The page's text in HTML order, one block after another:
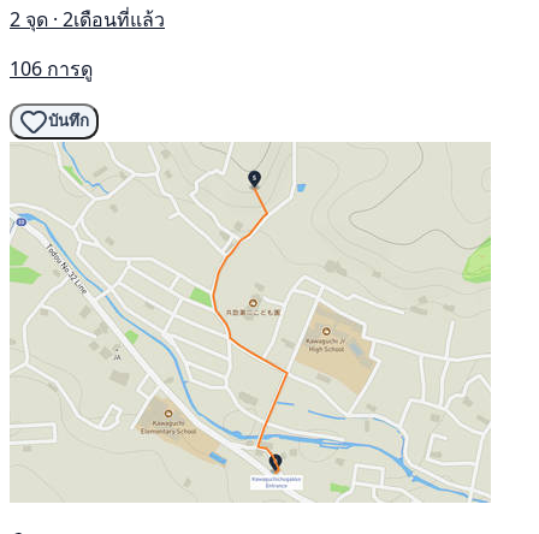
2 จุด · 2เดือนที่แล้ว
106 การดู
บันทึก